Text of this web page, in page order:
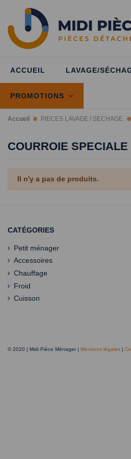
ACCUEIL LAVAGE/
PROMOTIONS
Accueil PIECES LAVAGE / SECHAGE
COURROIE
Il n'y a pas de produits.
CATÉGORIES
Petit ménager
Accessoires
Chauffage
Froid
Cuisson
© 2020 | Midi Pièce Ménager | Mentions légales |